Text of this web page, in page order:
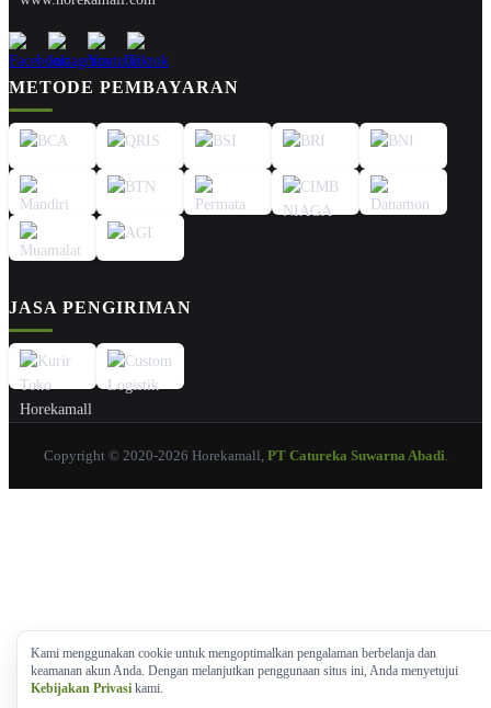
METODE PEMBAYARAN
JASA PENGIRIMAN
Copyright © 2020-2026 Horekamall, PT Catureka Suwarna Abadi
Kami menggunakan cookie untuk mengoptimalkan pengalaman berbelanja dan
keamanan akun Anda. Dengan melanjutkan penggunaan situs ini, Anda menyetujui
Kebijakan Privasi kami.